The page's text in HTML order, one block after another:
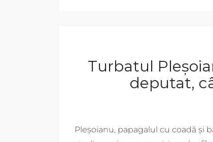
Turbatul
deputat,
Pleșoianu, papagalul cu coadă și